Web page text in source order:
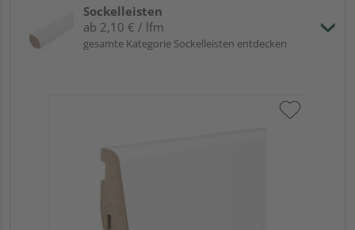
Sockelleisten
ab 2,10 € / lfm
gesamte Kategorie Sockelleisten entdecken